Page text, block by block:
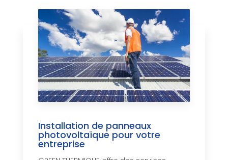
Installation de panneaux
photovoltaïque pour votre
entreprise